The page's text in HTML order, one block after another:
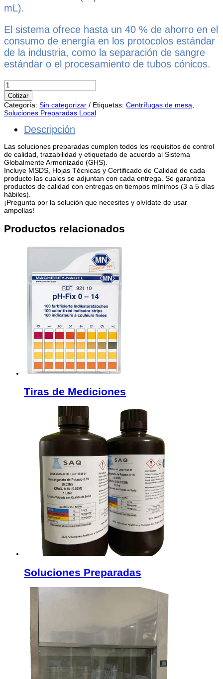
mL).
El sistema ofrece hasta un 40 % de ahorro en el
consumo de energía en los protocolos estándar
de la industria, como la separación de sangre
estándar o el procesamiento de tubos cónicos.
CENTRIFUGA
Thermo
Scientific™
Sorvall
ST1
TX-
cantidad
Cotizar
Categoría: Sin categorizar Etiquetas: Centrífugas de mesa
Soluciones Preparadas Local
Descripción
Las soluciones preparadas cumplen todos los requisitos de control
de calidad, trazabilidad y etiquetado de acuerdo al Sistema
Globalmente Armonizado (GHS).
Incluye MSDS, Hojas Técnicas y Certificado de Calidad de cada
producto las cuales se adjuntan con cada entrega. Se garantiza
productos de calidad con entregas en tiempos mínimos (3 a 5 días
hábiles).
¡Pregunta por la solución que necesites y olvídate de usar
ampollas!
Productos relacionados
Tiras de Mediciones
Soluciones Preparadas